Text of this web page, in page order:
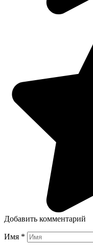
Добавить комментарий
Имя *